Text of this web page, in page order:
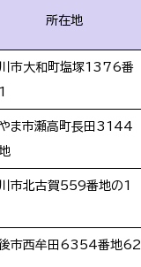
所在地
市大和町塩塚1376番
ま市瀬高町長田3144
市北古賀559番地の1
市西牟田6354番地62